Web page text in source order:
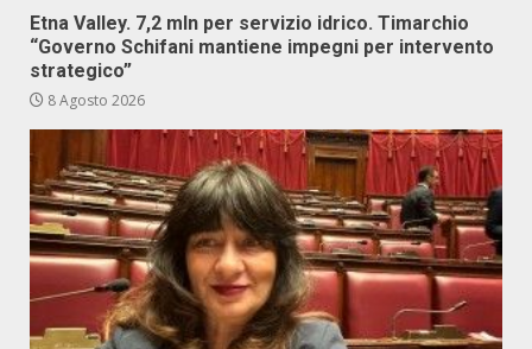
Etna Valley. 7,2 mln per servizio idrico. Timarchio
“Governo Schifani mantiene impegni per intervento
strategico”
8 Agosto 2026